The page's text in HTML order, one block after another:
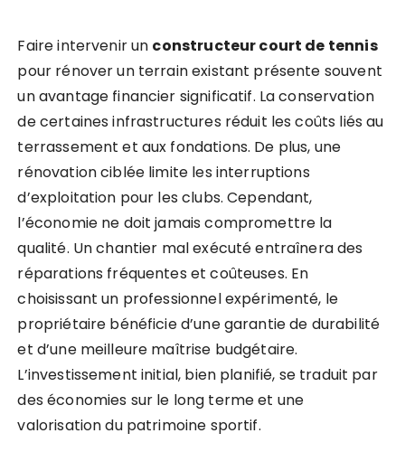
Faire intervenir un constructeur court de tennis
pour rénover un terrain existant présente souvent
un avantage financier significatif. La conservation
de certaines infrastructures réduit les coûts liés au
terrassement et aux fondations. De plus, une
rénovation ciblée limite les interruptions
d’exploitation pour les clubs. Cependant,
l’économie ne doit jamais compromettre la
qualité. Un chantier mal exécuté entraînera des
réparations fréquentes et coûteuses. En
choisissant un professionnel expérimenté, le
propriétaire bénéficie d’une garantie de durabilité
et d’une meilleure maîtrise budgétaire.
L’investissement initial, bien planifié, se traduit par
des économies sur le long terme et une
valorisation du patrimoine sportif.